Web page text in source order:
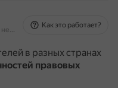
На основе источников, возможны неточности
Как это работает?
в разных странах
правовых